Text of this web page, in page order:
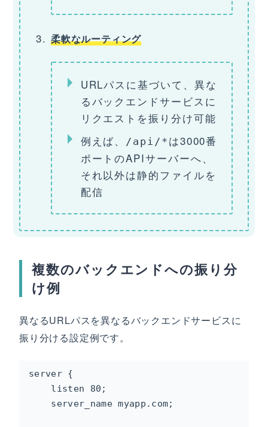
柔軟なルーティング
URLパスに基づいて、異な
るバックエンドサービスに
リクエストを振り分け可能
例えば、
/api/* は3000番
ポートのAPIサーバーへ、
それ以外は静的ファイルを
配信
複数のバックエンドへの振り分
け例
異なるURLパスを異なるバックエンドサービスに
振り分ける設定例です。
server {
    listen 80;
    server_name myapp.com;